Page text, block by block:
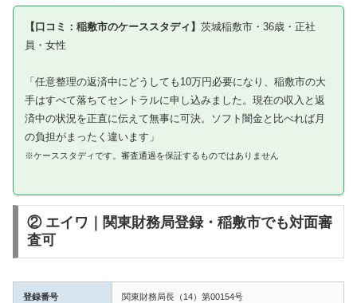
【口コミ：稲敷市のケーススタディ】 茨城稲敷市・36歳・正社
員・女性
「任意整理の返済中にどうしても10万円必要になり、稲敷市の大
手はすべて落ちてセントラルに申し込みました。現在の収入と返
済中の状況を正直に伝えて無事に可決。ソフト闇金と比べれば月
の負担がまったく違います」
※ケーススタディです。審査通過を保証するものではありません
② エイワ｜関東財務局登録・稲敷市でも対面審
査可
登録番号 関東財務局長（14）第00154号